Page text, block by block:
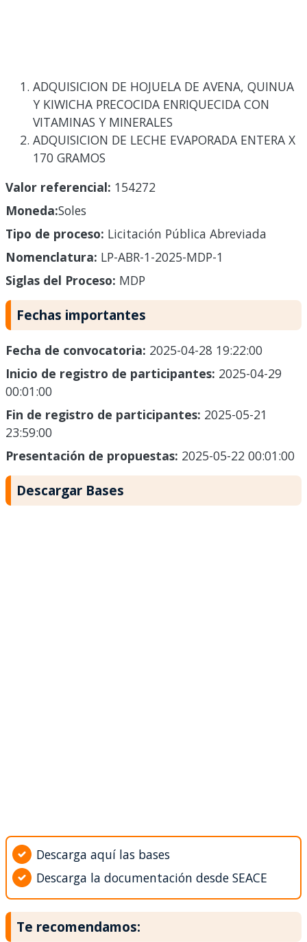
ADQUISICION DE HOJUELA DE AVENA, QUINUA
Y KIWICHA PRECOCIDA ENRIQUECIDA CON
VITAMINAS Y MINERALES
ADQUISICION DE LECHE EVAPORADA ENTERA X
170 GRAMOS
Valor referencial: 154272
Moneda:Soles
Tipo de proceso: Licitación Pública Abreviada
Nomenclatura: LP-ABR-1-2025-MDP-1
Siglas del Proceso: MDP
Fechas importantes
Fecha de convocatoria: 2025-04-28 19:22:00
Inicio de registro de participantes: 2025-04-29
00:01:00
Fin de registro de participantes: 2025-05-21
23:59:00
Presentación de propuestas: 2025-05-22 00:01:00
Descargar Bases
Descarga aquí las bases
Descarga la documentación desde SEACE
Te recomendamos: